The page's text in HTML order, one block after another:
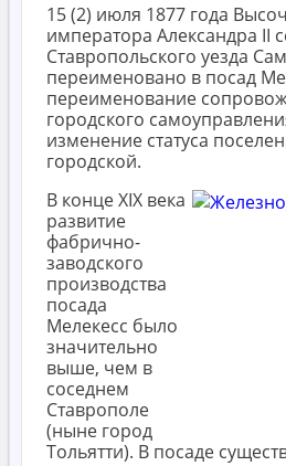
15 (2) июля 1877 года
императора Александра II
Ставропольского уезда
переименовано в посад
переименование
городского
изменение статуса
городской.
В конце XIX века
развитие
фабрично-
заводского
производства
посада
Мелекесс было
значительно
выше, чем в
соседнем
Ставрополе
(ныне город
Тольятти). В посаде